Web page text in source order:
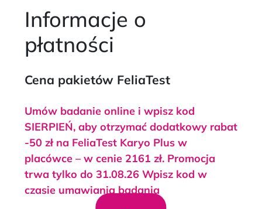
Informacje o
płatności
Cena pakietów FeliaTest
Umów badanie online i wpisz kod
SIERPIEŃ, aby otrzymać dodatkowy rabat
-50 zł na FeliaTest Karyo Plus w
placówce – w cenie 2161 zł. Promocja
trwa tylko do 31.08.26 Wpisz kod w
czasie umawiania badania